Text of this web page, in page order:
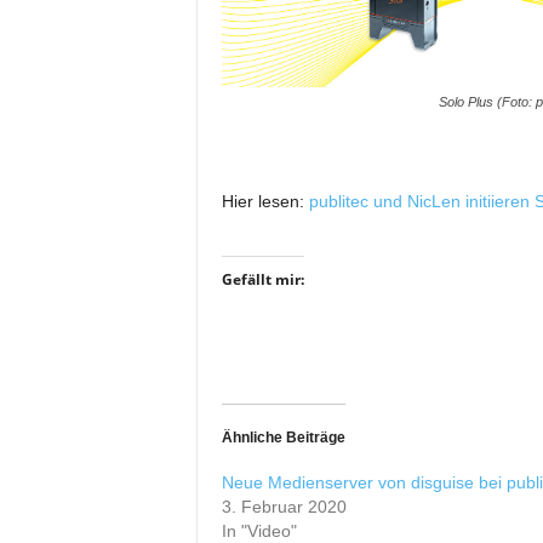
Solo Plus (Foto:
Hier lesen: publitec und NicLen initiieren
Gefällt mir:
Ähnliche Beiträge
Neue Medienserver von disguise bei
3. Februar 2020
In "Video"